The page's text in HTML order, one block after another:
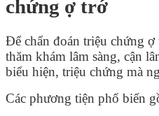
chứng ợ trớ
Để chẩn đoán triệu chứng ợ
thăm khám lâm sàng, cận
biểu hiện, triệu chứng mà
Các phương tiện phổ biến